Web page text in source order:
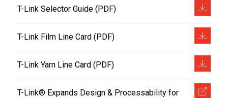
T-Link Selector Guide (PDF)
T-Link Film Line Card (PDF)
T-Link Yarn Line Card (PDF)
T-Link® Expands Design & Processability for